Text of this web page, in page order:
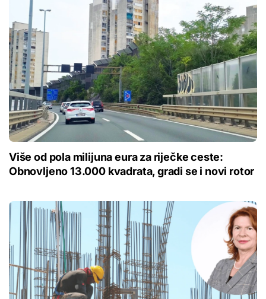
Više od pola milijuna eura za riječke ceste:
Obnovljeno 13.000 kvadrata, gradi se i novi rotor